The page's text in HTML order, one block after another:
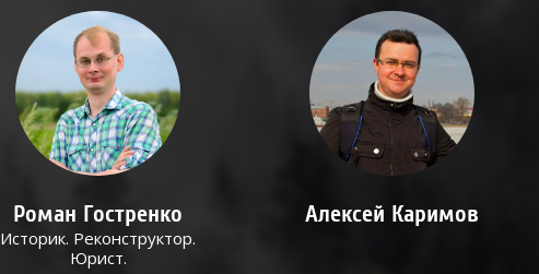
Роман Гостренко
Историк. Реконструктор.
Юрист.
Алексей Каримов